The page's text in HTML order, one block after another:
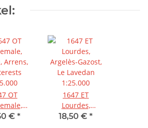
OT
Arrens,
€ *
1647 ET
Lourdes,
Argelès-Gazost,
18,50 € *